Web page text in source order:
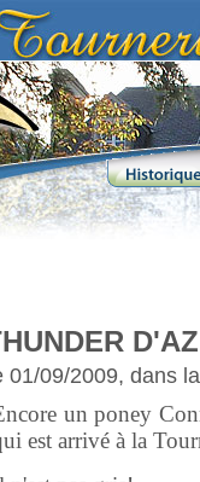
01/09/2009, dans
un poney
est arrivé à la